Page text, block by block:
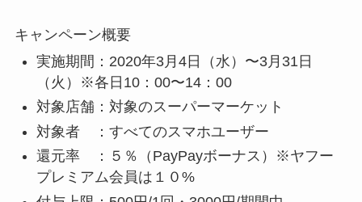
キャンペーン概要
実施期間：2020年3月4日（水）〜3月31日
（火）※各日10：00〜14：00
対象店舗：対象のスーパーマーケット
対象者 ：すべてのスマホユーザー
還元率 ：５％（PayPayボーナス）※ヤフー
プレミアム会員は１０%